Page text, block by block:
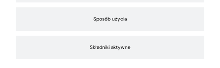
Sposób użycia
Składniki aktywne